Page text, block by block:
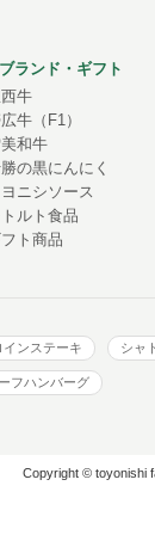
ブランド・ギフト
牛
牛（F1）
和牛
の黒にんにく
ヨニシソース
トルト食品
ト商品
インステーキ シャ
フハンバーグ
Copyright © toyonishi